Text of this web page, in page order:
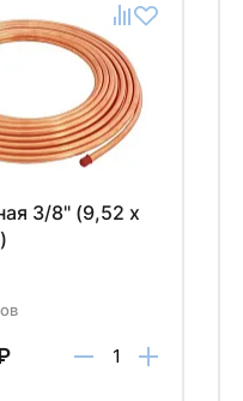
3/8" (9,52 х